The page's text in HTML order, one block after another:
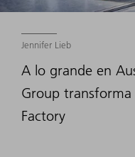
Jennifer Lieb
A lo grande en
Group
Factory